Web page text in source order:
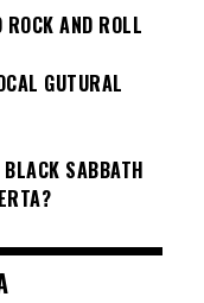
AND ROLL
GUTURAL
SABBATH